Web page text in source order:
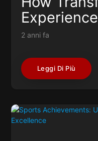
Success
2 anni fa
Leggi Di Più